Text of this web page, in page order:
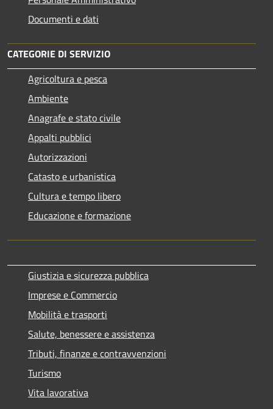
Documenti e dati
CATEGORIE DI SERVIZIO
Agricoltura e pesca
Ambiente
Anagrafe e stato civile
Appalti pubblici
Autorizzazioni
Catasto e urbanistica
Cultura e tempo libero
Educazione e formazione
Giustizia e sicurezza pubblica
Imprese e Commercio
Mobilità e trasporti
Salute, benessere e assistenza
Tributi, finanze e contravvenzioni
Turismo
Vita lavorativa